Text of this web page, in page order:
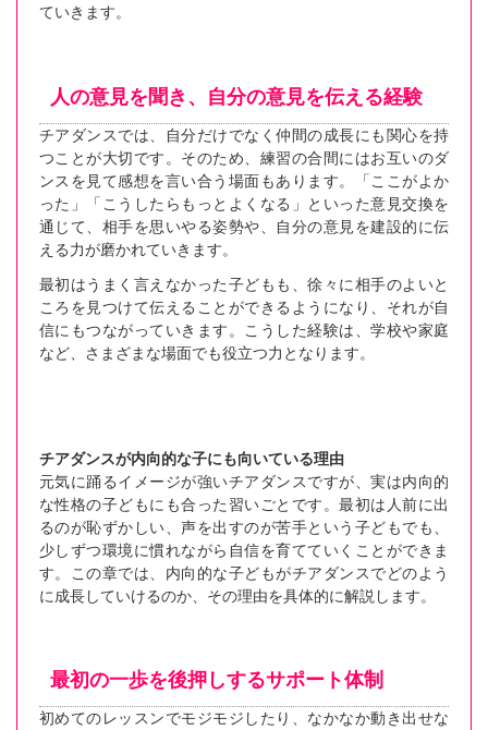
ていきます。
人の意見を聞き、自分の意見を伝える経験
チアダンスでは、自分だけでなく仲間の成長にも関心を持
つことが大切です。そのため、練習の合間にはお互いのダ
ンスを見て感想を言い合う場面もあります。「ここがよか
った」「こうしたらもっとよくなる」といった意見交換を
通じて、相手を思いやる姿勢や、自分の意見を建設的に伝
える力が磨かれていきます。
最初はうまく言えなかった子どもも、徐々に相手のよいと
ころを見つけて伝えることができるようになり、それが自
信にもつながっていきます。こうした経験は、学校や家庭
など、さまざまな場面でも役立つ力となります。
チアダンスが内向的な子にも向いている理由
元気に踊るイメージが強いチアダンスですが、実は内向的
な性格の子どもにも合った習いごとです。最初は人前に出
るのが恥ずかしい、声を出すのが苦手という子どもでも、
少しずつ環境に慣れながら自信を育てていくことができま
す。この章では、内向的な子どもがチアダンスでどのよう
に成長していけるのか、その理由を具体的に解説します。
最初の一歩を後押しするサポート体制
初めてのレッスンでモジモジしたり、なかなか動き出せな